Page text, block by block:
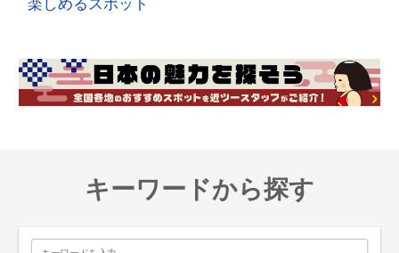
楽しめるスポット
キーワードから探す